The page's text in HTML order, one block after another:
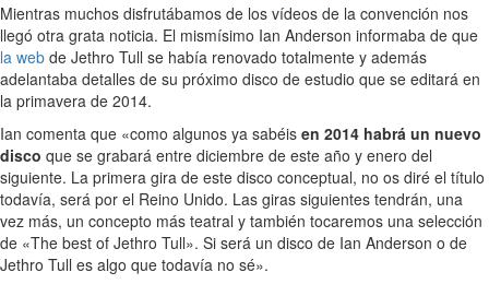
Mientras muchos disfrutábamos de los vídeos de la convención nos
llegó otra grata noticia. El mismísimo Ian Anderson informaba de que
la web de Jethro Tull se había renovado totalmente y además
adelantaba detalles de su próximo disco de estudio que se editará en
la primavera de 2014.
Ian comenta que «como algunos ya sabéis en 2014 habrá un nuevo
disco que se grabará entre diciembre de este año y enero del
siguiente. La primera gira de este disco conceptual, no os diré el título
todavía, será por el Reino Unido. Las giras siguientes tendrán, una
vez más, un concepto más teatral y también tocaremos una selección
de «The best of Jethro Tull». Si será un disco de Ian Anderson o de
Jethro Tull es algo que todavía no sé».